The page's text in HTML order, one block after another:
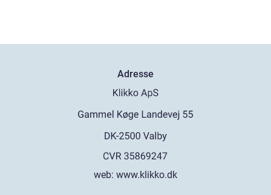
Adresse
web: www.klikko.dk